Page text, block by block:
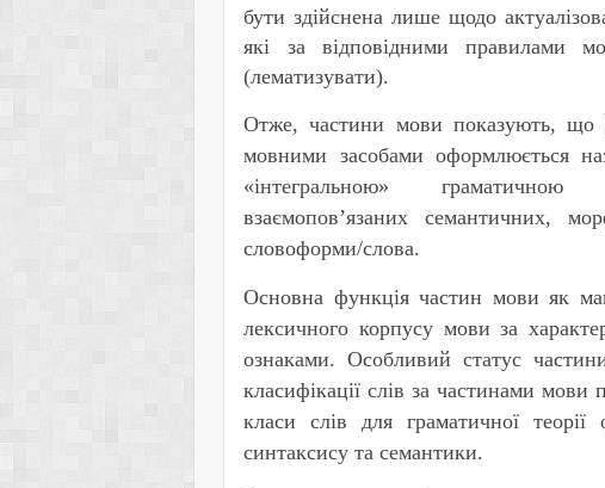
бути здійснена лише щодо
які за відповідними правилами
(лематизувати).
Отже, частини мови показують, що
мовними засобами оформлюється
«інтегральною» граматичною
взаємопов’язаних семантичних,
словоформи/слова.
Основна функція частин мови як
лексичного корпусу мови за
ознаками. Особливий статус
класифікації слів за частинами
класи слів для граматичної теорії
синтаксису та семантики.